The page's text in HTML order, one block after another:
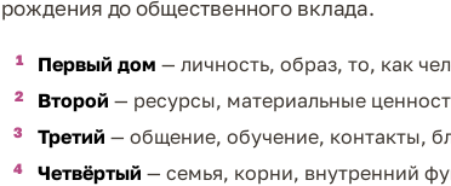
рождения до общественного вклада.
Первый дом — личность, образ, то, как
Второй — ресурсы, материальные
Третий — общение, обучение, контакты,
Четвёртый — семья, корни, внутренний